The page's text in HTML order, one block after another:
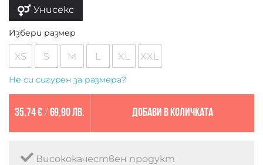
Унисекс
Избери размер
XS S M L XL XXL
Не си сигурен за размера?
35,74 €/ 69,90 лв. Добави в количката
Висококачествен продукт